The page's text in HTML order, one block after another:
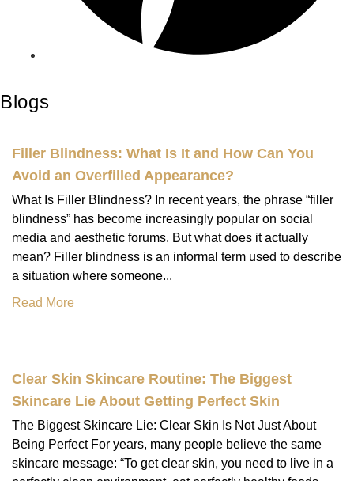
Blogs
Filler Blindness: What Is It and How Can You
Avoid an Overfilled Appearance?
What Is Filler Blindness? In recent years, the phrase “filler
blindness” has become increasingly popular on social
media and aesthetic forums. But what does it actually
mean? Filler blindness is an informal term used to describe
a situation where someone...
Read More
Clear Skin Skincare Routine: The Biggest
Skincare Lie About Getting Perfect Skin
The Biggest Skincare Lie: Clear Skin Is Not Just About
Being Perfect For years, many people believe the same
skincare message: “To get clear skin, you need to live in a